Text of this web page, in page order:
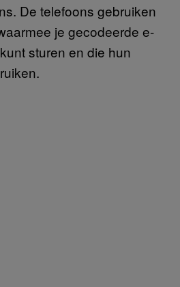
De telefoons gebruiken
je gecodeerde e-
sturen en die hun